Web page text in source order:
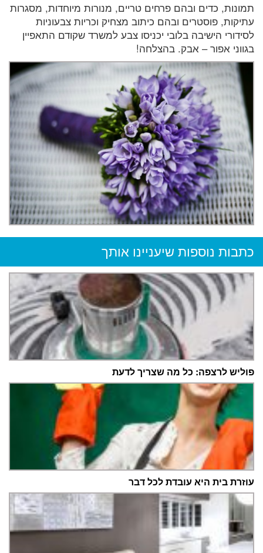
תמונות, כדים ובהם פרחים טריים, מנורות מיוחדות, מסגרות
עתיקות, פוסטרים ובהם כיתוב מצחיק וכריות צבעוניות
לסידורי הישיבה בלובי יכניסו צבע למשרד שקודם התאפיין
בגווני אפור – אבק. בהצלחה!
כתבות נוספות שיעניינו אותך
פוליש לרצפה: כל מה שצריך לדעת
עוזרת בית היא עובדת לכל דבר